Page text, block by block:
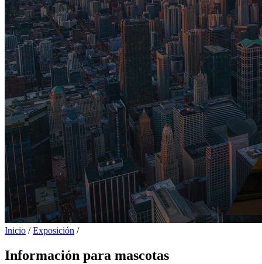
Inicio /Exposición /
Información para mascotas